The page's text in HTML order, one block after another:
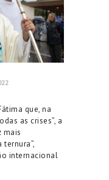
que, na
as crises”, a
mais
internacional